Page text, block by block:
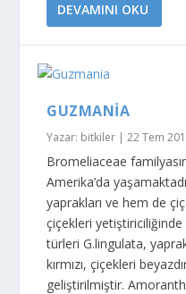
DEVAMINI OKU
GUZMANIA
Yazar: bitkiler |22 Tem
Bromeliaceae
Amerika’da
yaprakları ve hem de
çiçekleri
türleri G.lingulata,
kırmızı, çiçekleri
geliştirilmiştir.